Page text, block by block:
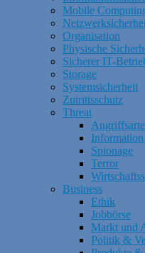
Mobile
Organisation
Physische
Sicherer IT-
Storage
Systemsicherheit
Zutrittsschutz
Threat
Spionage
Terror
Business
Ethik
Jobbörse
Markt und
Politik &